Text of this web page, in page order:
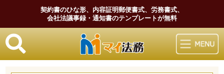
契約書のひな形、内容証明郵便書式、労務書式、
会社法議事録・通知書のテンプレートが無料
マイ法務